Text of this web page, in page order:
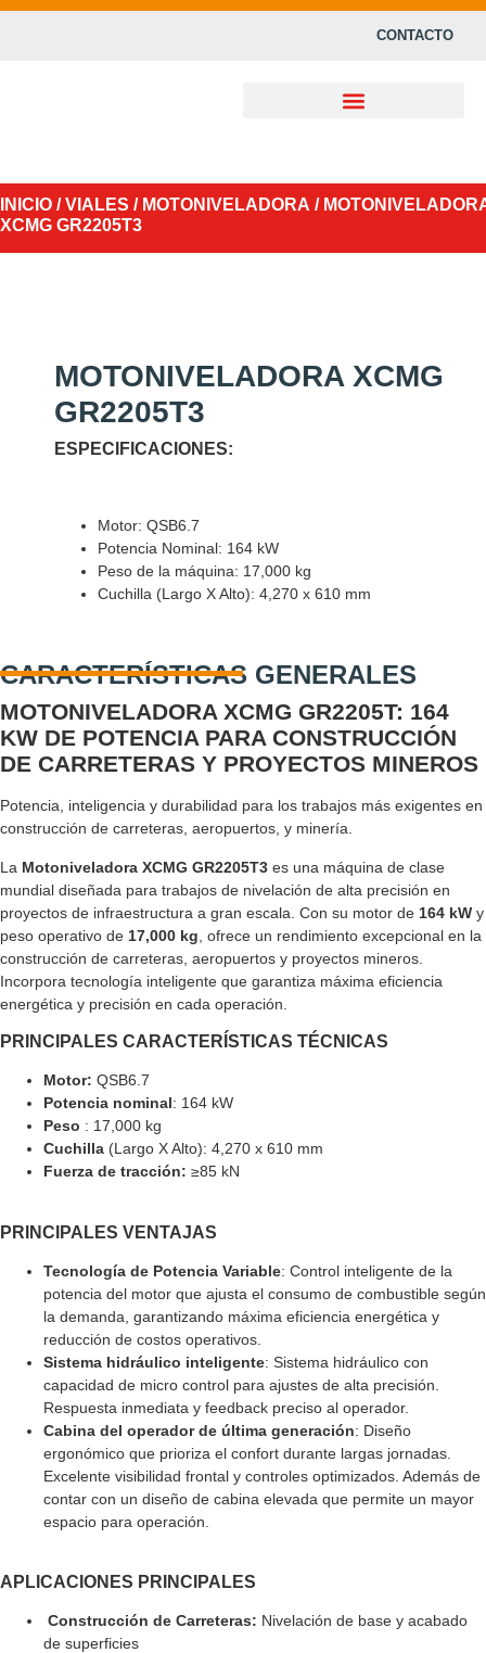
CONTACTO
INICIO /VIALES / MOTONIVELADORA /
XCMG GR2205T3
MOTONIVELADORA XCMG
GR2205T3
ESPECIFICACIONES:
Motor: QSB6.7
Potencia Nominal: 164 kW
Peso de la máquina: 17,000 kg
Cuchilla (Largo X Alto): 4,270 x 610 mm
CARACTERÍSTICAS GENERALES
MOTONIVELADORA XCMG GR2205T: 164
KW DE POTENCIA PARA CONSTRUCCIÓN
DE CARRETERAS Y PROYECTOS MINEROS
Potencia, inteligencia y durabilidad para los trabajos más exigentes en
construcción de carreteras, aeropuertos, y minería.
La Motoniveladora XCMG GR2205T3 es una máquina de clase
mundial diseñada para trabajos de nivelación de alta precisión en
proyectos de infraestructura a gran escala. Con su motor de 164 kW y
peso operativo de 17,000 kg , ofrece un rendimiento excepcional en la
construcción de carreteras, aeropuertos y proyectos mineros.
Incorpora tecnología inteligente que garantiza máxima eficiencia
energética y precisión en cada operación.
PRINCIPALES CARACTERÍSTICAS TÉCNICAS
Motor: QSB6.7
Potencia nominal: 164 kW
Peso : 17,000 kg
Cuchilla (Largo X Alto): 4,270 x 610 mm
Fuerza de tracción: ≥85 kN
PRINCIPALES VENTAJAS
Tecnología de Potencia Variable: Control inteligente de la
potencia del motor que ajusta el consumo de combustible según
la demanda, garantizando máxima eficiencia energética y
reducción de costos operativos.
Sistema hidráulico inteligente: Sistema hidráulico con
capacidad de micro control para ajustes de alta precisión.
Respuesta inmediata y feedback preciso al operador.
Cabina del operador de última generación: Diseño
ergonómico que prioriza el confort durante largas jornadas.
Excelente visibilidad frontal y controles optimizados. Además de
contar con un diseño de cabina elevada que permite un mayor
espacio para operación.
APLICACIONES PRINCIPALES
Construcción de Carreteras: Nivelación de base y acabado
de superficies